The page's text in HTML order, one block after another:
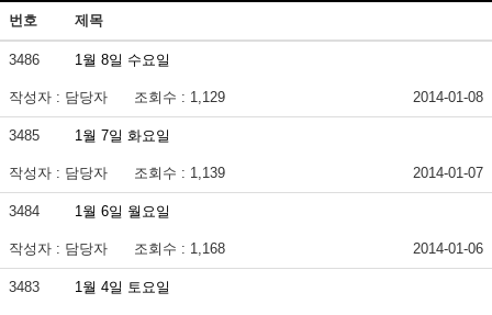
번호 제목
3486 1월 8일 수요일
작성자 : 담당자 조회수 : 1,129 2014-01-08
3485 1월 7일 화요일
작성자 : 담당자 조회수 : 1,139 2014-01-07
3484 1월 6일 월요일
작성자 : 담당자 조회수 : 1,168 2014-01-06
3483 1월 4일 토요일